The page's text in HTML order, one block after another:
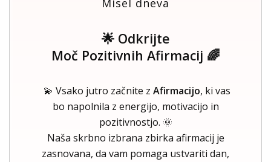
🌟 Odkrijte
Moč Pozitivnih Afirmacij 🌈
💫 Vsako jutro začnite z Afirmacijo, ki vas
bo napolnila z energijo, motivacijo in
pozitivnostjo. 🌞
Naša skrbno izbrana zbirka afirmacij je
zasnovana, da vam pomaga ustvariti dan,